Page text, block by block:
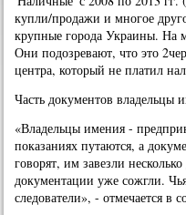
купли/продажи и многое
крупные города Украины. На
Они подозревают, что это
центра, который не платил
Часть документов владельцы
«Владельцы имения -
показаниях путаются, а
говорят, им завезли
документации уже сожгли.
следователи», - отмечается в